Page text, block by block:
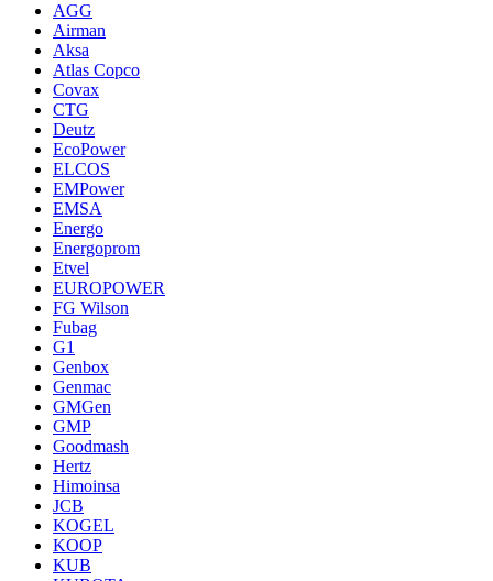
AGG
Airman
Aksa
Atlas Copco
Covax
CTG
Deutz
EcoPower
ELCOS
EMPower
EMSA
Energo
Energoprom
Etvel
EUROPOWER
FG Wilson
Fubag
G1
Genbox
Genmac
GMGen
GMP
Goodmash
Hertz
Himoinsa
JCB
KOGEL
KOOP
KUB